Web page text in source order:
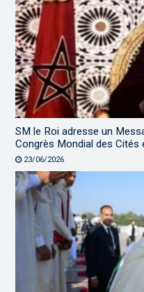
SM le Roi adresse un
Congrès Mondial des Cités
23/06/2026